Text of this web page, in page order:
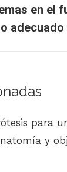
en el
para
y